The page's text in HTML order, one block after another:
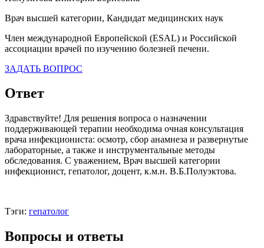
Врач высшей категории, Кандидат медицинских наук
Член международной Европейской (ESAL) и Российской
ассоциации врачей по изучению болезней печени.
ЗАДАТЬ ВОПРОС
Ответ
Здравствуйте! Для решения вопроса о назначении
поддерживающей терапии необходима очная консультация
врача инфекциониста: осмотр, сбор анамнеза и развернутые
лабораторные, а также и инструментальные методы
обследования. С уважением, Врач высшей категории
инфекционист, гепатолог, доцент, к.м.н. В.Б.Полуэктова.
Тэги: гепатолог
Вопросы и ответы